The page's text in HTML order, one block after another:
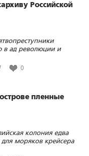
Российской
в ад революции и
0
пленные
колония едва
моряков крейсера